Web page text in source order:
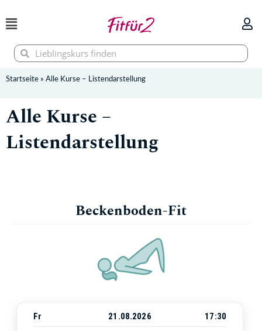
Inhalt
springen
SucheSuche
Startseite » Alle Kurse – Listendarstellung
Alle Kurse –
Listendarstellung
Beckenboden-Fit
Fr 21.08.2026
17:30